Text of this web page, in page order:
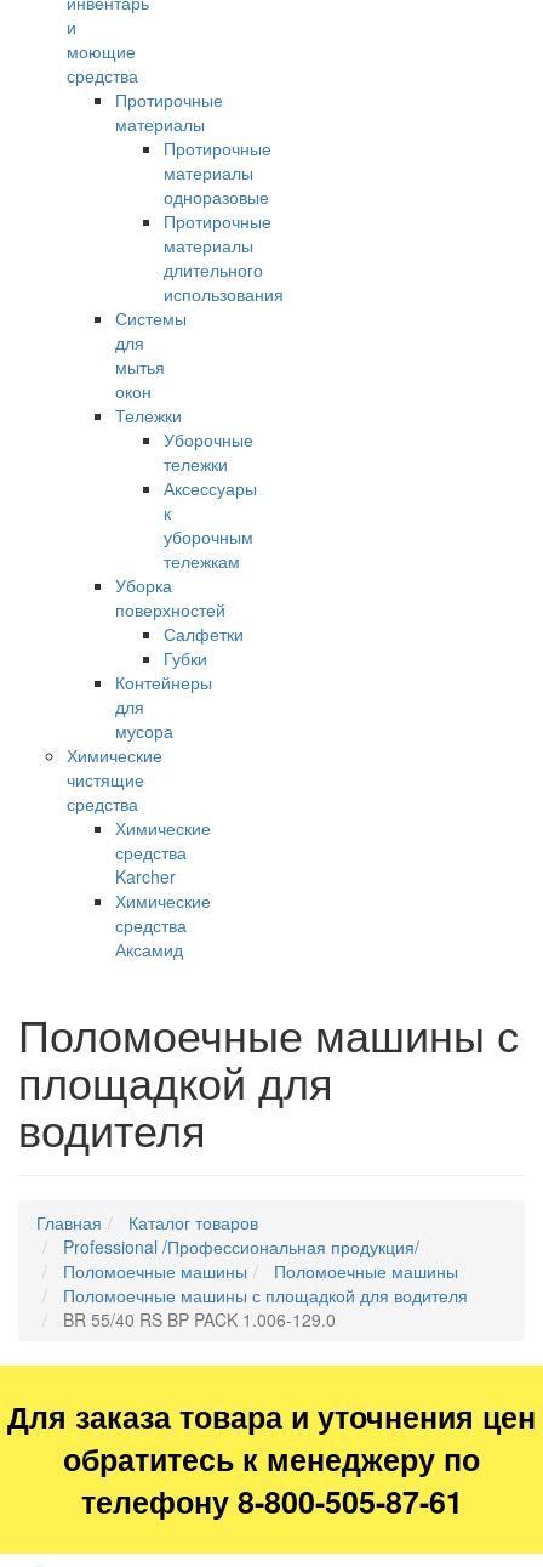
и
моющие
средства
Протирочные
материалы
Протирочные
материалы
одноразовые
Протирочные
материалы
длительного
использования
Системы
для
мытья
окон
Тележки
Уборочные
тележки
Аксессуары
к
уборочным
тележкам
Уборка
поверхностей
Салфетки
Губки
Контейнеры
для
мусора
Химические
чистящие
средства
Химические
средства
Karcher
Химические
средства
Аксамид
Поломоечные машины с
площадкой для
водителя
Главная
Каталог товаров
Professional /Профессиональная продукция/
Поломоечные машины
Поломоечные машины
Поломоечные машины с площадкой для водителя
BR 55/40 RS BP PACK 1.006-129.0
Для заказа товара и уточнения цен
обратитесь к менеджеру по
телефону 8-800-505-87-61